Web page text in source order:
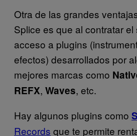
Otra de las grandes
Splice es que al contratar
acceso a plugins
efectos) desarrollados por
mejores marcas como
REFX, Waves, etc.
Hay algunos plugins como
Records que te permite